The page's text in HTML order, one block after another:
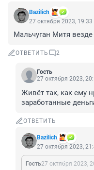
Bazilich
27 октября 2023, 19:33
Мальчуган Митя везде
ОТВЕТИТЬ 2
Гость
27 октября 2023,
Живёт так, как ему
заработанные
ОТВЕТИТЬ
Bazilich
27 октября 2023,
Гость27 октября 2023,